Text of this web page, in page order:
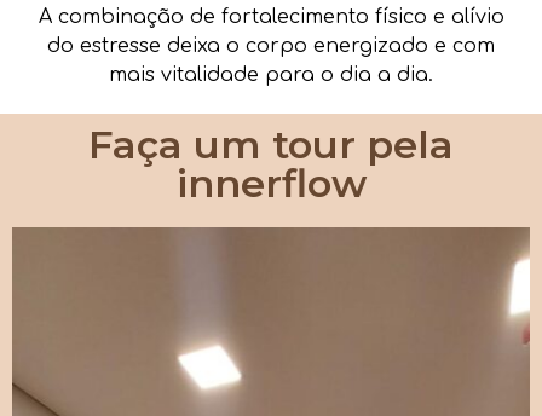
A combinação de fortalecimento físico e alívio
do estresse deixa o corpo energizado e com
mais vitalidade para o dia a dia.
Faça um tour pela
innerflow